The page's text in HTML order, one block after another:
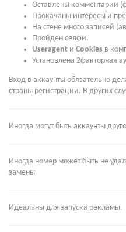
Оставлены комментарии
Прокачаны интересы и
На стене много записей
Пройден селфи.
Useragent и Cookies в
Установлена 2факторная
Вход в аккаунты обязательно
страны регистрации. В других
Иногда могут быть аккаунты
Иногда номер может быть не
замены
Идеальны для запуска рекламы.